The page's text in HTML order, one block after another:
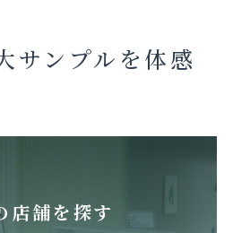
サンプルを体感
店舗を探す